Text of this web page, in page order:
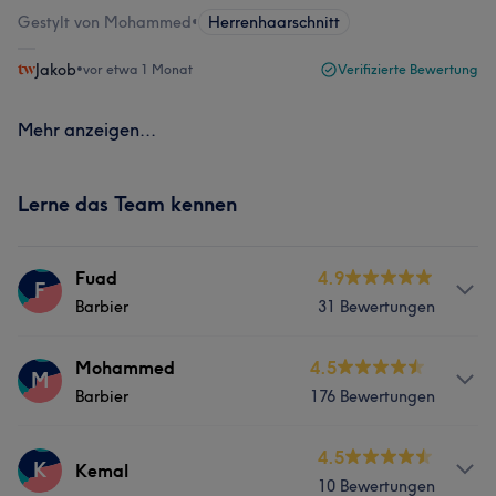
Gestylt von Mohammed• Herrenhaarschnitt
Jakob•vor etwa 1 Monat Verifizierte Bewertung
Mehr anzeigen...
Lerne das Team kennen
F Fuad
Barbier
4.9
31 Bewertungen
Services
M Mohammed
Barbier
4.5
176 Bewertungen
Services
K Kemal
4.5
10 Bewertungen